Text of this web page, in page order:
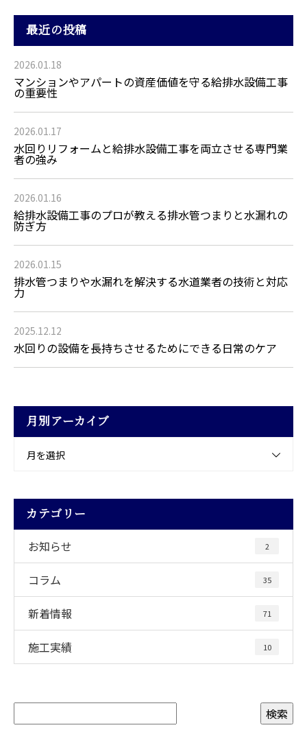
最近の投稿
2026.01.18
マンションやアパートの資産価値を守る給排水設備工事
の重要性
2026.01.17
水回りリフォームと給排水設備工事を両立させる専門業
者の強み
2026.01.16
給排水設備工事のプロが教える排水管つまりと水漏れの
防ぎ方
2026.01.15
排水管つまりや水漏れを解決する水道業者の技術と対応
力
2025.12.12
水回りの設備を長持ちさせるためにできる日常のケア
月別アーカイブ
月を選択
カテゴリー
お知らせ 2
コラム 35
新着情報 71
施工実績 10